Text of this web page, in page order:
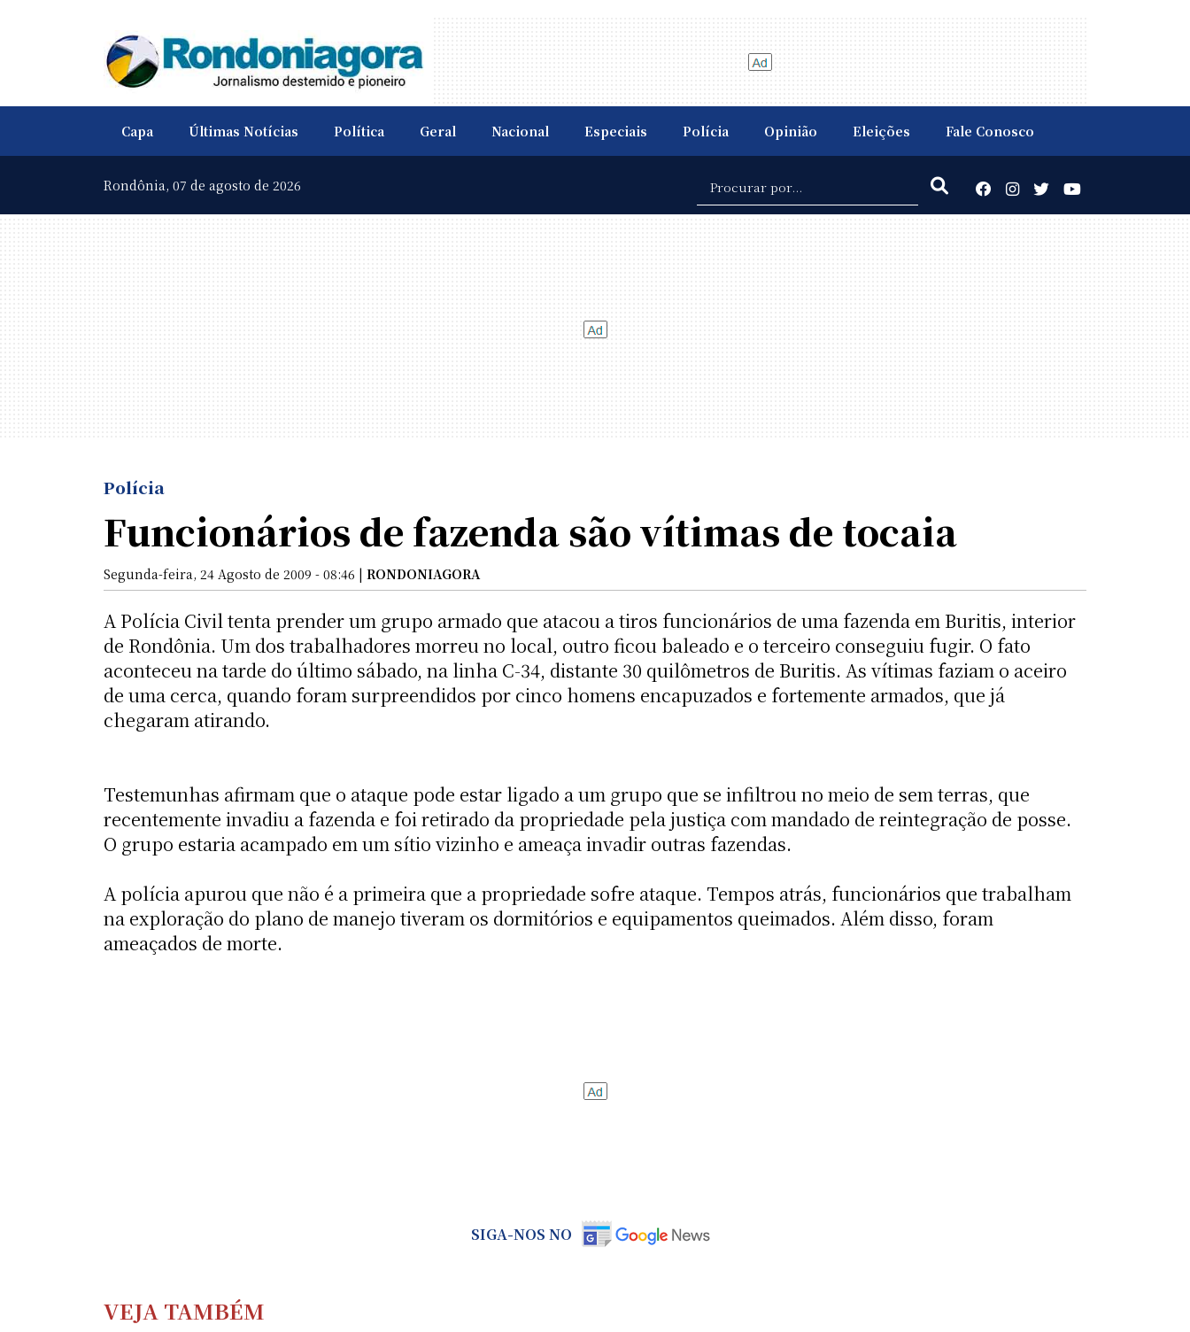
Capa Últimas Notícias Política Geral Nacional Especiais Polícia Opinião Eleições Fale Conosco
Rondônia, 07 de agosto de 2026
Polícia
Funcionários de fazenda são vítimas de tocaia
Segunda-feira, 24 Agosto de 2009 - 08:46 | RONDONIAGORA
A Polícia Civil tenta prender um grupo armado que atacou a tiros funcionários de uma fazenda em Buritis, interior
de Rondônia. Um dos trabalhadores morreu no local, outro ficou baleado e o terceiro conseguiu fugir. O fato
aconteceu na tarde do último sábado, na linha C-34, distante 30 quilômetros de Buritis. As vítimas faziam o aceiro
de uma cerca, quando foram surpreendidos por cinco homens encapuzados e fortemente armados, que já
chegaram atirando.
Testemunhas afirmam que o ataque pode estar ligado a um grupo que se infiltrou no meio de sem terras, que
recentemente invadiu a fazenda e foi retirado da propriedade pela justiça com mandado de reintegração de posse.
O grupo estaria acampado em um sítio vizinho e ameaça invadir outras fazendas.
A polícia apurou que não é a primeira que a propriedade sofre ataque. Tempos atrás, funcionários que trabalham
na exploração do plano de manejo tiveram os dormitórios e equipamentos queimados. Além disso, foram
ameaçados de morte.
SIGA-NOS NO
VEJA TAMBÉM